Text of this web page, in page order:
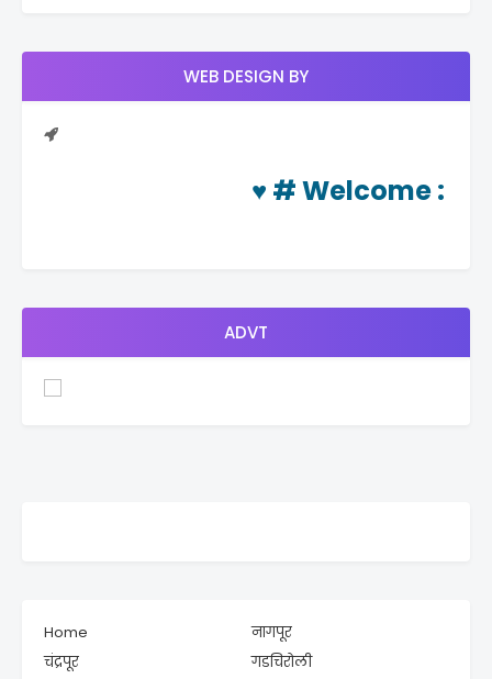
WEB DESIGN BY
Welcome:
ADVT
Home
नागपूर
चंद्रपूर
गडचिरोली